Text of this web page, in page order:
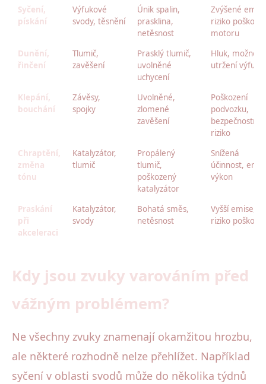
Syčení,
pískání
Výfukové
svody, těsnění
Únik spalin,
prasklina,
netěsnost
Zvýšené
riziko
motoru
Dunění,
řinčení
Tlumič,
zavěšení
Prasklý tlumič,
uvolněné
uchycení
Hluk, možné
utržení výfuku
Klepání,
bouchání
Závěsy,
spojky
Uvolněné,
zlomené
zavěšení
Poškození
podvozku,
bezpečnostní
riziko
Chraptění,
změna
tónu
Katalyzátor,
tlumič
Propálený
tlumič,
poškozený
katalyzátor
Snížená
účinnost,
výkon
Praskání
při
akceleraci
Katalyzátor,
svody
Bohatá směs,
netěsnost
Vyšší emise,
riziko
Kdy jsou zvuky varováním před
vážným problémem?
Ne všechny zvuky znamenají okamžitou hrozbu,
ale některé rozhodně nelze přehlížet. Například
syčení v oblasti svodů může do několika týdnů